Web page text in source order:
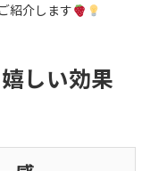
紹介します
しい効果